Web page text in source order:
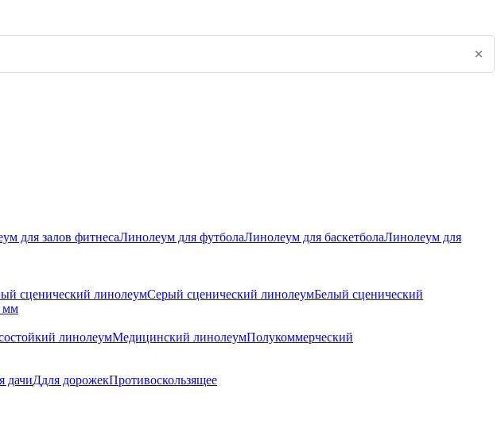
для залов фитнесаЛинолеум для футболаЛинолеум для баскетболаЛинолеум для
сценический линолеумСерый сценический линолеумБелый сценический
мм
линолеумМедицинский линолеумПолукоммерческий
дачиДдля дорожекПротивоскользящее